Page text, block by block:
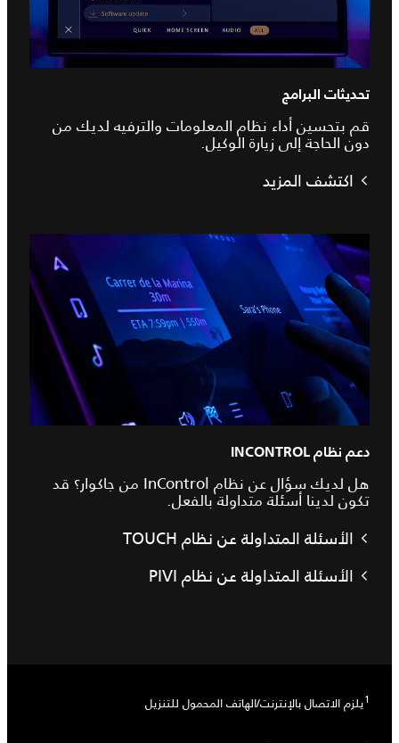
تحديثات البرامج
قم بتحسين أداء نظام المعلومات والترفيه لديك من
دون الحاجة إلى زيارة الوكيل.
اكتشف المزيد
دعم نظام INCONTROL
هل لديك سؤال عن نظام InControl من جاكوار؟ قد
تكون لدينا أسئلة متداولة بالفعل.
الأسئلة المتداولة عن نظام TOUCH
الأسئلة المتداولة عن نظام PIVI
يلزم الاتصال بالإنترنت/الهاتف المحمول للتنزيل